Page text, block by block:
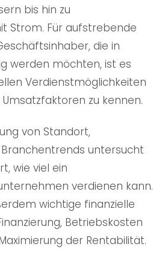
bis hin zu
Strom. Für aufstrebende
die in
werden möchten, ist es
Verdienstmöglichkeiten
zu kennen.
von Standort,
Branchentrends untersucht
wie viel ein
verdienen kann.
wichtige finanzielle
Betriebskosten
der Rentabilität.